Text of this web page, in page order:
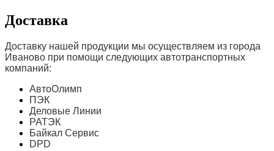
Доставка
Доставку нашей продукции мы осуществляем из города
Иваново при помощи следующих автотранспортных
компаний:
АвтоОлимп
ПЭК
Деловые Линии
РАТЭК
Байкал Сервис
DPD